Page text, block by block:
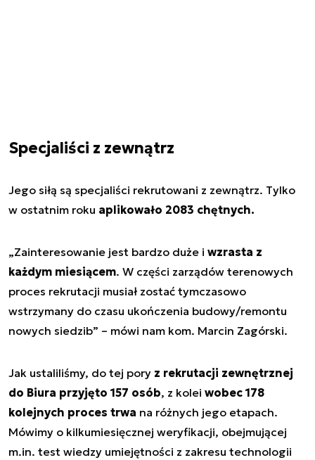
Specjaliści z zewnątrz
Jego siłą są specjaliści rekrutowani z zewnątrz. Tylko
w ostatnim roku aplikowało 2083 chętnych.
„Zainteresowanie jest bardzo duże i wzrasta z
każdym miesiącem. W części zarządów terenowych
proces rekrutacji musiał zostać tymczasowo
wstrzymany do czasu ukończenia budowy/remontu
nowych siedzib” – mówi nam kom. Marcin Zagórski.
Jak ustaliliśmy, do tej pory z rekrutacji zewnętrznej
do Biura przyjęto 157 osób, z kolei wobec 178
kolejnych proces trwa na różnych jego etapach.
Mówimy o kilkumiesięcznej weryfikacji, obejmującej
m.in. test wiedzy umiejętności z zakresu technologii